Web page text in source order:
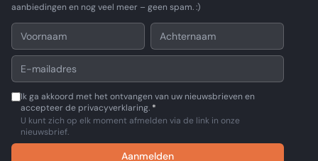
aanbiedingen en nog veel meer – geen spam. :)
Ik ga akkoord met het ontvangen van uw nieuwsbrieven en
accepteer de privacyverklaring. *
U kunt zich op elk moment afmelden via de link in onze
nieuwsbrief.
Aanmelden